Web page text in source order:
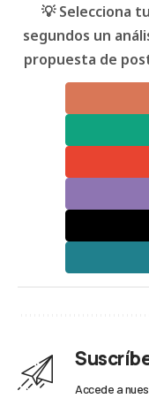
💡 Selecciona
segundos un
propuesta de
Accede a